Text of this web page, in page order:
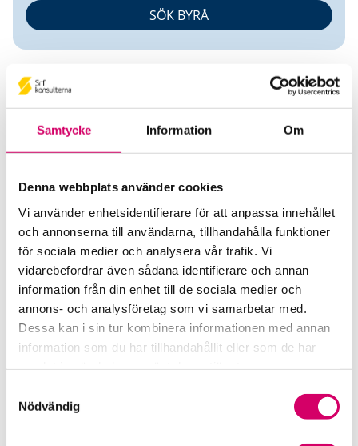
Samtycke Information Om
Denna webbplats använder cookies
Vi använder enhetsidentifierare för att anpassa innehållet
och annonserna till användarna, tillhandahålla funktioner
för sociala medier och analysera vår trafik. Vi
vidarebefordrar även sådana identifierare och annan
information från din enhet till de sociala medier och
annons- och analysföretag som vi samarbetar med.
Dessa kan i sin tur kombinera informationen med annan
information som du har tillhandahållit eller som de har
Nödvändig
Auktoriserad Redovisningskonsult
Klara Consulting Liljeholmen AB
Stockholm
Telefon
08-41 04 55 66
Mobiltelefon